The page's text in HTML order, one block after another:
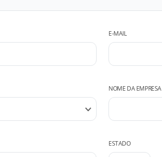
E-MAIL
NOME DA EMPRESA
ESTADO